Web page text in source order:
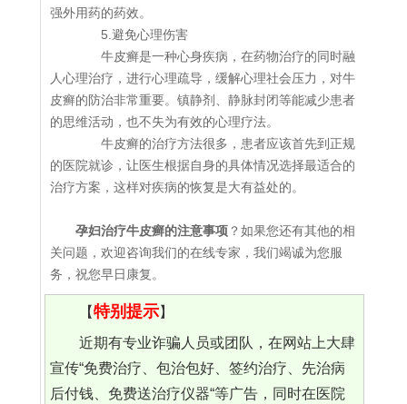
强外用药的药效。
5.避免心理伤害
牛皮癣是一种心身疾病，在药物治疗的同时融
人心理治疗，进行心理疏导，缓解心理社会压力，对牛
皮癣的防治非常重要。镇静剂、静脉封闭等能减少患者
的思维活动，也不失为有效的心理疗法。
牛皮癣的治疗方法很多，患者应该首先到正规
的医院就诊，让医生根据自身的具体情况选择最适合的
治疗方案，这样对疾病的恢复是大有益处的。
孕妇治疗牛皮癣的注意事项 ？如果您还有其他的相
关问题，欢迎咨询我们的在线专家，我们竭诚为您服
务，祝您早日康复。
【特别提示】
近期有专业诈骗人员或团队，在网站上大肆
宣传“免费治疗、包治包好、签约治疗、先治病
后付钱、免费送治疗仪器“等广告，同时在医院